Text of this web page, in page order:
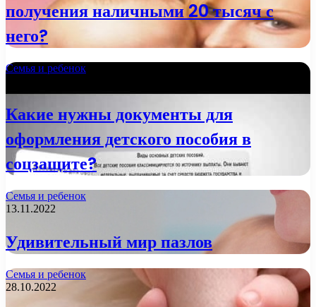
получения наличными 20 тысяч с
него?
Семья и ребенок
Какие нужны документы для
оформления детского пособия в
соцзащите?
Семья и ребенок
13.11.2022
Удивительный мир пазлов
Семья и ребенок
28.10.2022